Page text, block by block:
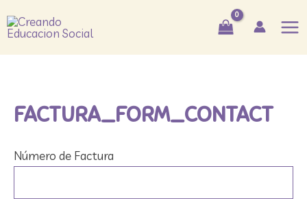
al
contenido
FACTURA_FORM_CONTACT
Número de Factura